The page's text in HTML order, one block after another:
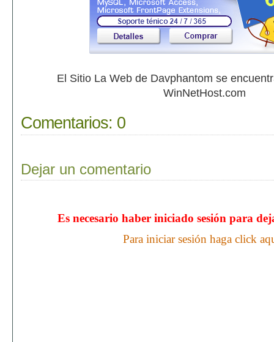
El Sitio La Web de Davphantom se
WinNetHost.com
Comentarios: 0
Dejar un comentario
Es necesario haber iniciado sesión para
Para iniciar sesión haga click